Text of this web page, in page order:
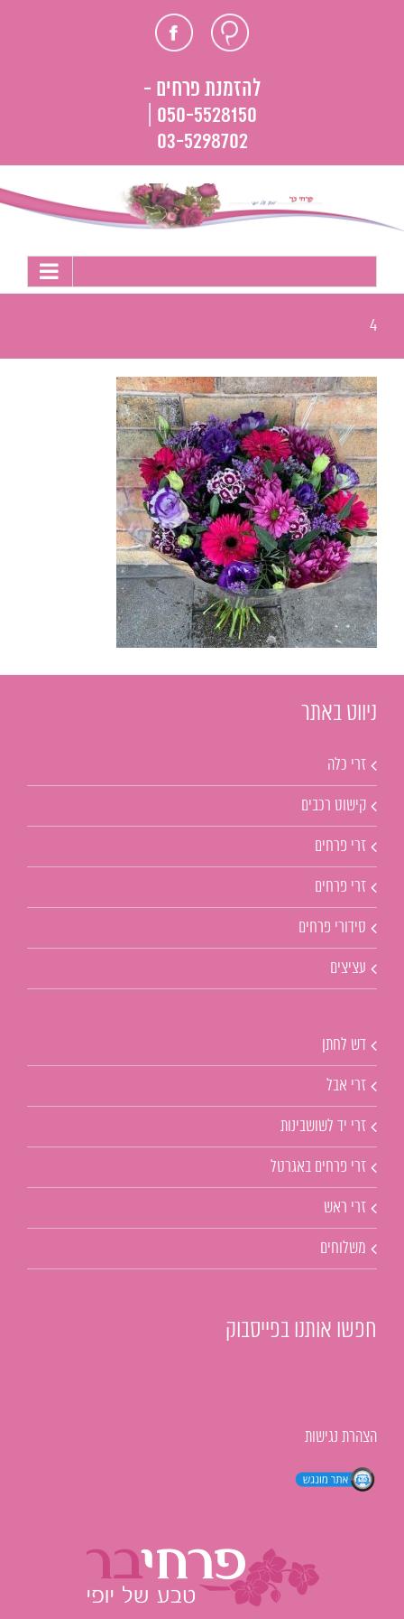
חוות פייסבוק
להזמנת פרחים -
050-5528150 |
03-5298702
4
ניווט באתר
זרי כלה
קישוט רכבים
זרי פרחים
זרי פרחים
סידורי פרחים
עציצים
דש לחתן
זרי אבל
זרי יד לשושבינות
זרי פרחים באגרטל
זרי ראש
משלוחים
חפשו אותנו בפייסבוק
הצהרת נגישות